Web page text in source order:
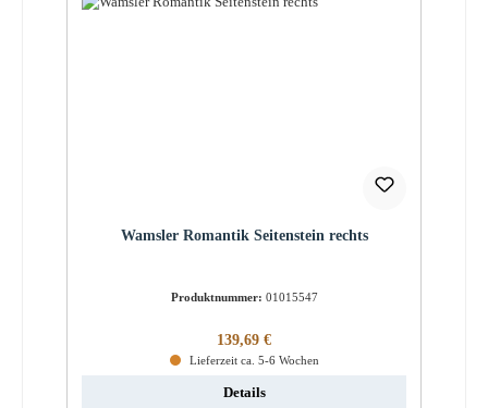
Wamsler Romantik Seitenstein rechts
Produktnummer: 01015547
Regulärer Preis:
139,69 €
Lieferzeit ca. 5-6 Wochen
Details